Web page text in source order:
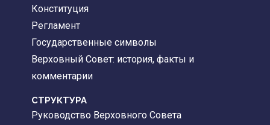
Конституция
Регламент
Государственные символы
Верховный Совет: история, факты и
комментарии
CТРУКТУРА
Руководство Верховного Совета